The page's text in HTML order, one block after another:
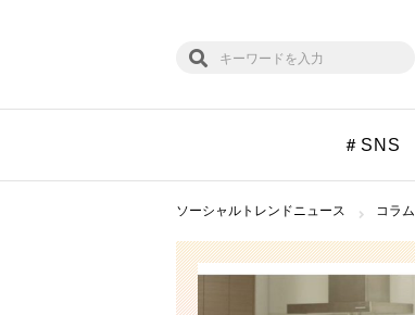
＃SNS
ソーシャルトレンドニュース コラム